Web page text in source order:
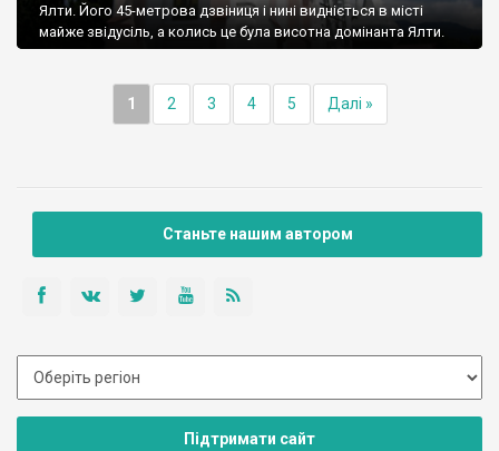
Ялти. Його 45-метрова дзвіниця і нині видніється в місті
майже звідусіль, а колись це була висотна домінанта Ялти.
1 2 3 4 5 Далі »
Станьте нашим автором
Підтримати сайт